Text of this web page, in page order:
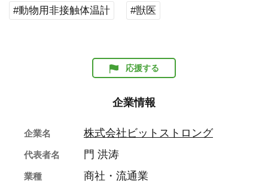
#動物用非接触体温計 #獣医
応援する
企業情報
企業名 株式会社ビットストロング
代表者名 門 洪涛
業種 商社・流通業